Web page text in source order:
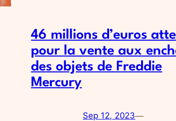
46 millions d’euros
pour la vente aux
des objets de Freddie
Mercury
Sep 12, 2023—